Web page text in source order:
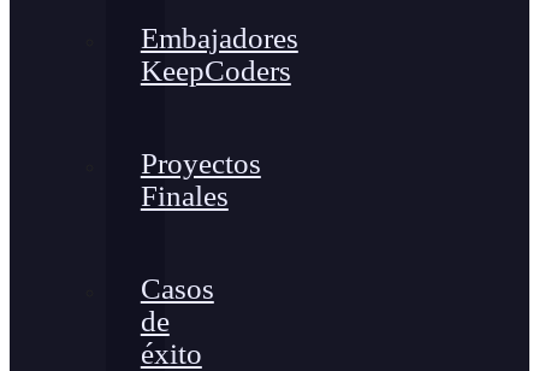
Embajadores
KeepCoders
Proyectos
Finales
Casos
de
éxito